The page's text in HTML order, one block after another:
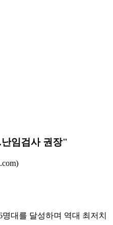
임검사 권장"
대를 달성하며 역대 최저치